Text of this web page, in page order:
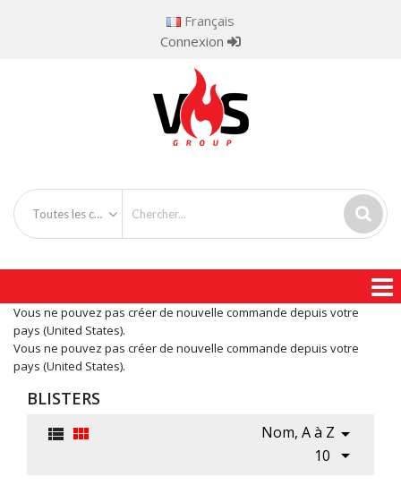
Français
Connexion
Toutes les catégories
Vous ne pouvez pas créer de nouvelle commande depuis votre
pays (United States).
Vous ne pouvez pas créer de nouvelle commande depuis votre
pays (United States).
BLISTERS
  Nom, A à Z 
10 